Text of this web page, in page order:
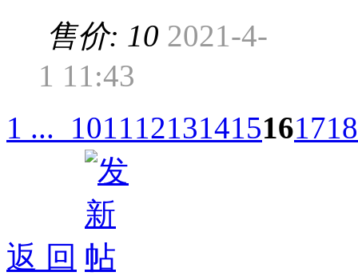
售价: 10 2021-4-
1 11:43
1 ... 101112131415161718
返 回